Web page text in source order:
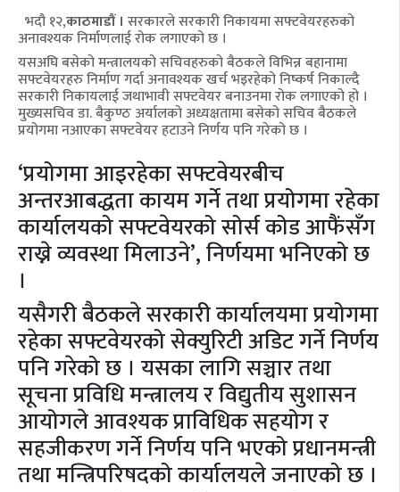
भदौ १२,काठमाडौं । सरकारले सरकारी निकायमा सफ्टवेयरहरुको
अनावश्यक निर्माणलाई रोक लगाएको छ ।
यसअघि बसेको मन्त्रालयको सचिवहरुको बैठकले विभिन्न बहानामा
सफ्टवेयरहरु निर्माण गर्दा अनावश्यक खर्च भइरहेको निष्कर्ष निकाल्दै
सरकारी निकायलाई जथाभावी सफ्टवेयर बनाउनमा रोक लगाएको हो ।
मुख्यसचिव डा. बैकुण्ठ अर्यालको अध्यक्षतामा बसेको सचिव बैठकले
प्रयोगमा नआएका सफ्टवेयर हटाउने निर्णय पनि गरेको छ ।
‘प्रयोगमा आइरहेका सफ्टवेयरबीच
अन्तरआबद्धता कायम गर्ने तथा प्रयोगमा रहेका
कार्यालयको सफ्टवेयरको सोर्स कोड आफैंसँग
राख्ने व्यवस्था मिलाउने’, निर्णयमा भनिएको छ
।
यसैगरी बैठकले सरकारी कार्यालयमा प्रयोगमा
रहेका सफ्टवेयरको सेक्युरिटी अडिट गर्ने निर्णय
पनि गरेको छ । यसका लागि सञ्चार तथा
सूचना प्रविधि मन्त्रालय र विद्युतीय सुशासन
आयोगले आवश्यक प्राविधिक सहयोग र
सहजीकरण गर्ने निर्णय पनि भएको प्रधानमन्त्री
तथा मन्त्रिपरिषदको कार्यालयले जनाएको छ ।